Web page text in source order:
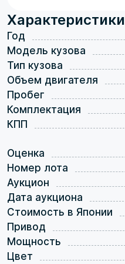
Характеристики
Год
Модель кузова
Тип кузова
Объем двигателя
Пробег
Комплектация
КПП
Оценка
Номер лота
Аукцион
Дата аукциона
Стоимость в Японии
Привод
Мощность
Цвет